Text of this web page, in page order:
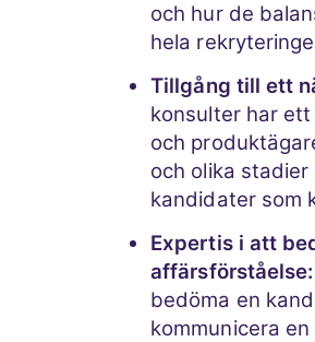
och hur de
hela
Tillgång till ett
konsulter har
och
och olika stadier
kandidater som
Expertis i att
affärsförståelse:
bedöma en
kommunicera